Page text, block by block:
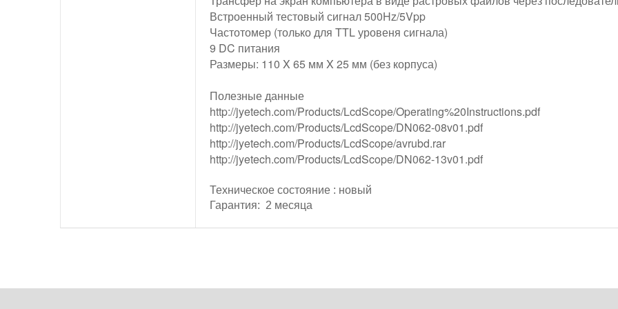
Встроенный тестовый сигнал 500Hz/5Vpp
Частотомер (только для TTL уровеня сигнала)
9 DC питания
Размеры: 110 X 65 мм X 25 мм (без корпуса)
Полезные данные
http://jyetech.com/Products/LcdScope/Operating%20Instructions.pdf
http://jyetech.com/Products/LcdScope/DN062-08v01.pdf
http://jyetech.com/Products/LcdScope/avrubd.rar
http://jyetech.com/Products/LcdScope/DN062-13v01.pdf
Техническое состояние : новый
Гарантия: 2 месяца